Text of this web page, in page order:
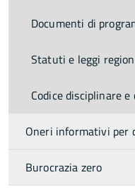
Documenti di
Statuti e leggi
Codice disciplinare
Oneri informativi per
Burocrazia zero